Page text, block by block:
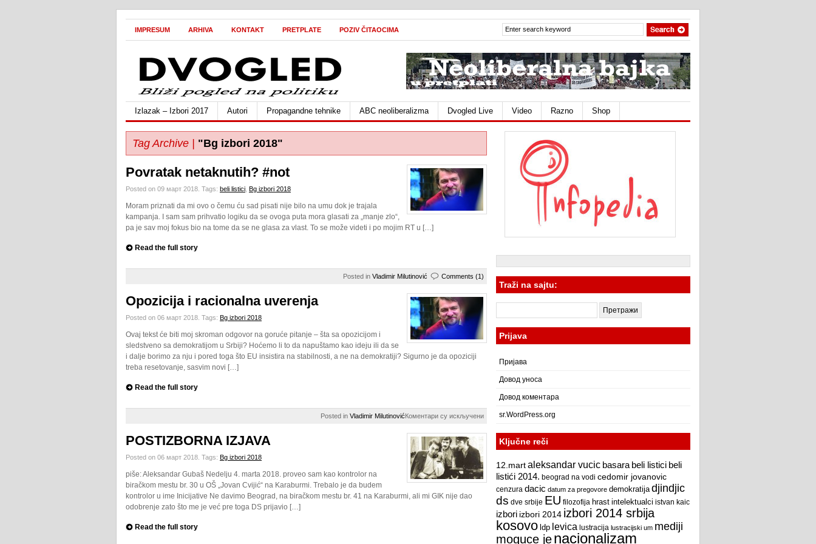
IMPRESUM ARHIVA KONTAKT PRETPLATE POZIV ČITAOCIMA
Izlazak – Izbori 2017 Autori Propagandne tehnike ABC neoliberalizma Dvogled Live Video Razno Shop
Tag Archive | "Bg izbori 2018"
Povratak netaknutih? #not
Posted on 09 март 2018. Tags: beli listici Bg izbori 2018
Moram priznati da mi ovo o čemu ću sad pisati nije bilo na umu dok je trajala
kampanja. I sam sam prihvatio logiku da se ovoga puta mora glasati za „manje zlo“,
pa je sav moj fokus bio na tome da se ne glasa za vlast. To se može videti i po mojim RT u […]
Read the full story
Posted in Vladimir Milutinović Comments (1)
Opozicija i racionalna uverenja
Posted on 06 март 2018. Tags: Bg izbori 2018
Ovaj tekst će biti moj skroman odgovor na goruće pitanje – šta sa opozicijom i
sledstveno sa demokratijom u Srbiji? Hoćemo li to da napuštamo kao ideju ili da se
i dalje borimo za nju i pored toga što EU insistira na stabilnosti, a ne na demokratiji? Sigurno je da opoziciji
treba resetovanje, sasvim novi […]
Read the full story
Posted in Vladimir MilutinovićКоментари су искљученина
i
racionalna
uverenja
POSTIZBORNA IZJAVA
Posted on 06 март 2018. Tags: Bg izbori 2018
piše: Aleksandar Gubaš Nedelju 4. marta 2018. proveo sam kao kontrolor na
biračkom mestu br. 30 u OŠ „Jovan Cvijić“ na Karaburmi. Trebalo je da budem
kontrolor u ime Inicijative Ne davimo Beograd, na biračkom mestu br. 41 na Karaburmi, ali mi GIK nije dao
odobrenje zato što me je već pre toga DS prijavio […]
Read the full story
Traži na sajtu:
за:
Prijava
Пријава
Довод уноса
Довод коментара
sr.WordPress.org
Ključne reči
12.martaleksandar vucic basara beli listici beli
listići 2014. beograd na vodi cedomir jovanovic
cenzura dacic datum za pregovore demokratija djindjic
ds dve srbije EU filozofija hrast intelektualci istvan kaic
izbori izbori 2014 izbori 2014 srbija
kosovo ldp levica lustracija lustracijski um mediji
moguce jenacionalizam